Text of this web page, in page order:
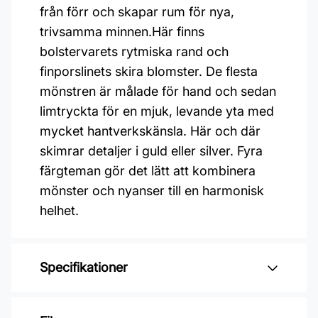
från förr och skapar rum för nya,
trivsamma minnen.Här finns
bolstervarets rytmiska rand och
finporslinets skira blomster. De flesta
mönstren är målade för hand och sedan
limtryckta för en mjuk, levande yta med
mycket hantverkskänsla. Här och där
skimrar detaljer i guld eller silver. Fyra
färgteman gör det lätt att kombinera
mönster och nyanser till en harmonisk
helhet.
Specifikationer
Varumärke: Boråstapeter